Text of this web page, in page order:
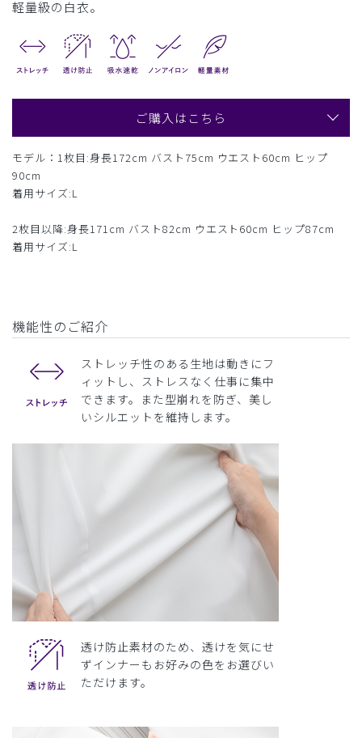
軽量級の白衣。
ご購入はこちら
モデル：1枚目:身長172cm バスト75cm ウエスト60cm ヒップ
90cm
着用サイズ:L
2枚目以降:身長171cm バスト82cm ウエスト60cm ヒップ87cm
着用サイズ:L
機能性のご紹介
ストレッチ性のある生地は動きにフ
ィットし、ストレスなく仕事に集中
できます。また型崩れを防ぎ、美し
いシルエットを維持します。
透け防止素材のため、透けを気にせ
ずインナーもお好みの色をお選びい
ただけます。